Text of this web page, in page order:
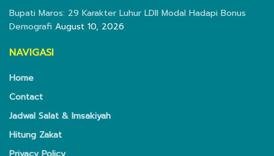
Bupati Maros: 29 Karakter Luhur LDII Modal Hadapi Bonus
Demografi August 10, 2026
NAVIGASI
Home
Contact
Jadwal Salat & Imsakiyah
Hitung Zakat